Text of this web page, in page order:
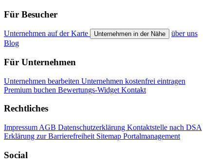
Für Besucher
Unternehmen auf der Karte Unternehmen in der Nähe
über uns
Blog
Für Unternehmen
Unternehmen bearbeiten Unternehmen kostenfrei eintragen
Premium buchen Bewertungs-Widget Kontakt
Rechtliches
Impressum AGB Datenschutzerklärung Kontaktstelle nach DSA
Erklärung zur Barrierefreiheit Sitemap Portalmanagement
Social